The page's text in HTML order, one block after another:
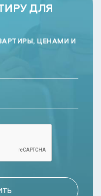
ДЛЯ
ЦЕНАМИ И